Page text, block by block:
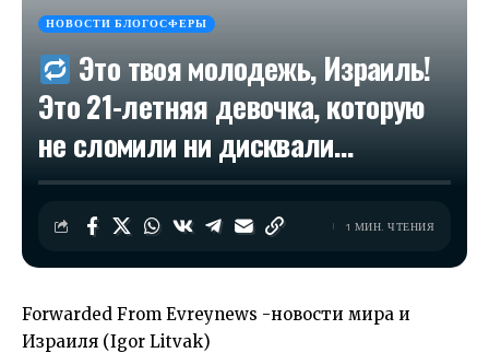
НОВОСТИ БЛОГОСФЕРЫ
Это твоя молодежь, Израиль!
Это 21-летняя девочка, которую
не сломили ни дисквали…
1 МИН. ЧТЕНИЯ
Forwarded From Evreynews -новости мира и
Израиля (Igor Litvak)